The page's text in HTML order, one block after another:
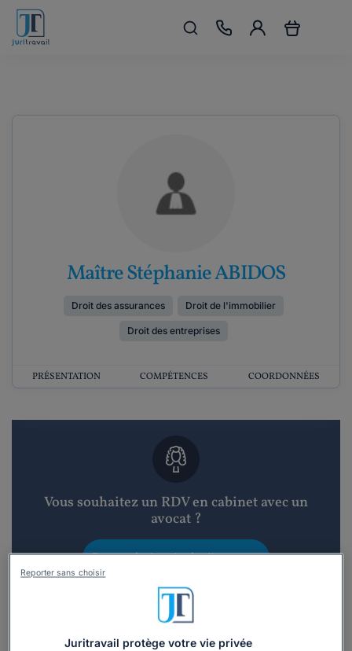
Maître Stéphanie ABIDOS
Droit des assurances Droit de l'immobilier
Droit des entreprises
PRÉSENTATION COMPÉTENCES COORDONNÉES
Vous souhaitez un RDV en cabinet avec un
avocat ?
Recevoir des devis d'avocats
3 devis en 48h
Juritravail protège votre vie privée
Reporter sans choisir